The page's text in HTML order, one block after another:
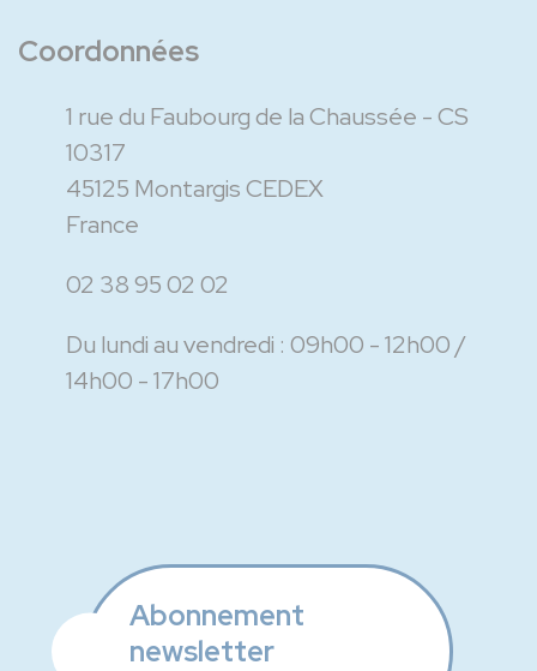
Coordonnées
1 rue du Faubourg de la Chaussée - CS
10317
45125 Montargis CEDEX
France
02 38 95 02 02
Du lundi au vendredi : 09h00 - 12h00
14h00 - 17h00
Abonnement
newsletter